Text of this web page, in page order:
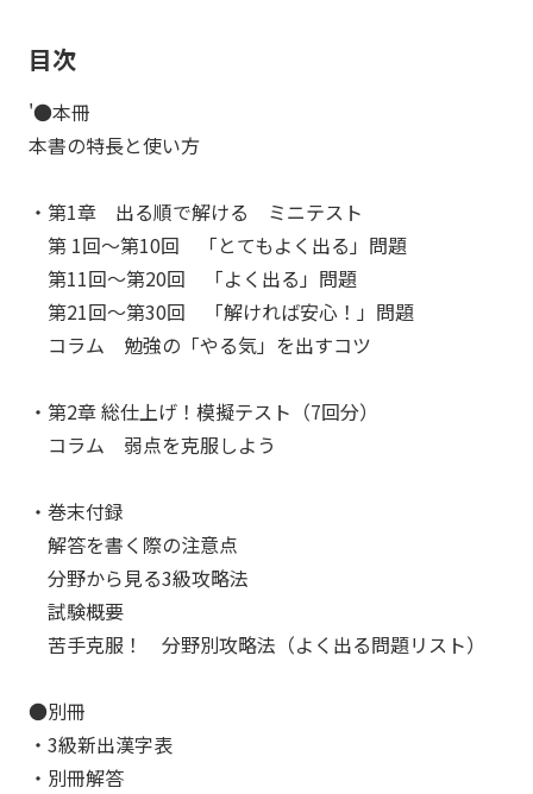
目次
'●本冊
本書の特長と使い方
・第1章 出る順で解ける ミニテスト
第 1回～第10回 「とてもよく出る」問題
第11回～第20回 「よく出る」問題
第21回～第30回 「解ければ安心！」問題
コラム 勉強の「やる気」を出すコツ
・第2章 総仕上げ！模擬テスト（7回分）
コラム 弱点を克服しよう
・巻末付録
解答を書く際の注意点
分野から見る3級攻略法
試験概要
苦手克服！ 分野別攻略法（よく出る問題リスト）
●別冊
・3級新出漢字表
・別冊解答